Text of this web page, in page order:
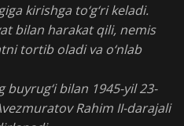
kirishga to‘g‘ri keladi.
bilan harakat qili, nemis
tortib oladi va o‘nlab
bilan 1945-yil 23-
Rahim II-darajali